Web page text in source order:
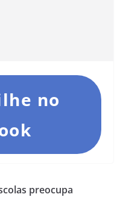
no
preocupa